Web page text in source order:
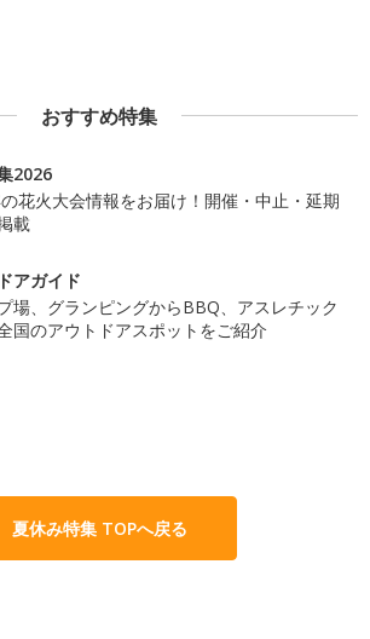
おすすめ特集
2026
花火大会情報をお届け！開催・中止・延期
載
アガイド
場、グランピングからBBQ、アスレチック
国のアウトドアスポットをご紹介
夏休み特集 TOPへ戻る